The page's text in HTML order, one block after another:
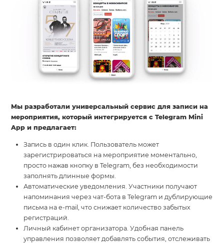
Мы разработали универсальный сервис для записи на
мероприятия, который интегрируется с Telegram Mini
App и предлагает:
Запись в один клик. Пользователь может
зарегистрироваться на мероприятие моментально,
просто нажав кнопку в Telegram, без необходимости
заполнять длинные формы.
Автоматические уведомления. Участники получают
напоминания через чат-бота в Telegram и дублирующие
письма на e-mail, что снижает количество забытых
регистраций.
Личный кабинет организатора. Удобная панель
управления позволяет добавлять события, отслеживать